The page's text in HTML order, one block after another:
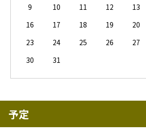
9
10 11 12 13
16
17 18 19 20
23
24 25 26 27
30
31
予定